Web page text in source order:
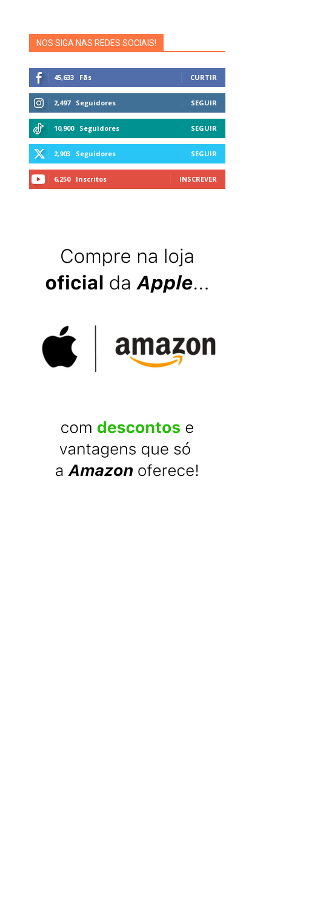
NOS SIGA NAS REDES SOCIAIS!
45,633 Fãs CURTIR
2,497 Seguidores SEGUIR
10,900 Seguidores SEGUIR
2,903 Seguidores SEGUIR
6,250 Inscritos INSCREVER